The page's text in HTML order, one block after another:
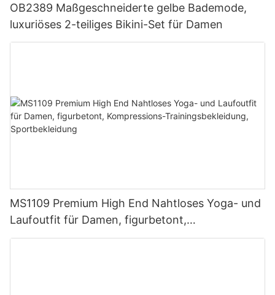
OB2389 Maßgeschneiderte gelbe Bademode,
luxuriöses 2-teiliges Bikini-Set für Damen
MS1109 Premium High End Nahtloses Yoga- und
Laufoutfit für Damen, figurbetont,
Kompressions-Trainingsbekleidung,